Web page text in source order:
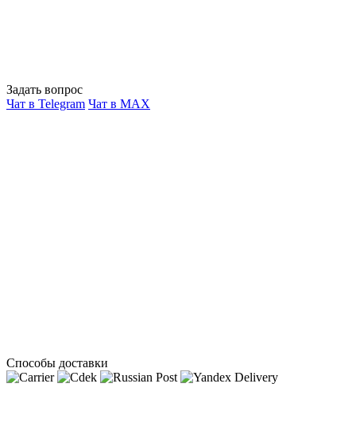
Задать вопрос
Чат в Telegram Чат в MAX
Способы доставки